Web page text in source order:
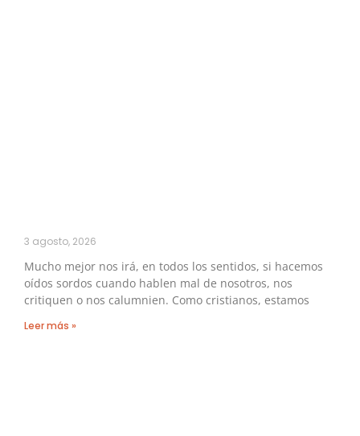
3 agosto, 2026
Mucho mejor nos irá, en todos los sentidos, si hacemos
oídos sordos cuando hablen mal de nosotros, nos
critiquen o nos calumnien. Como cristianos, estamos
Leer más »